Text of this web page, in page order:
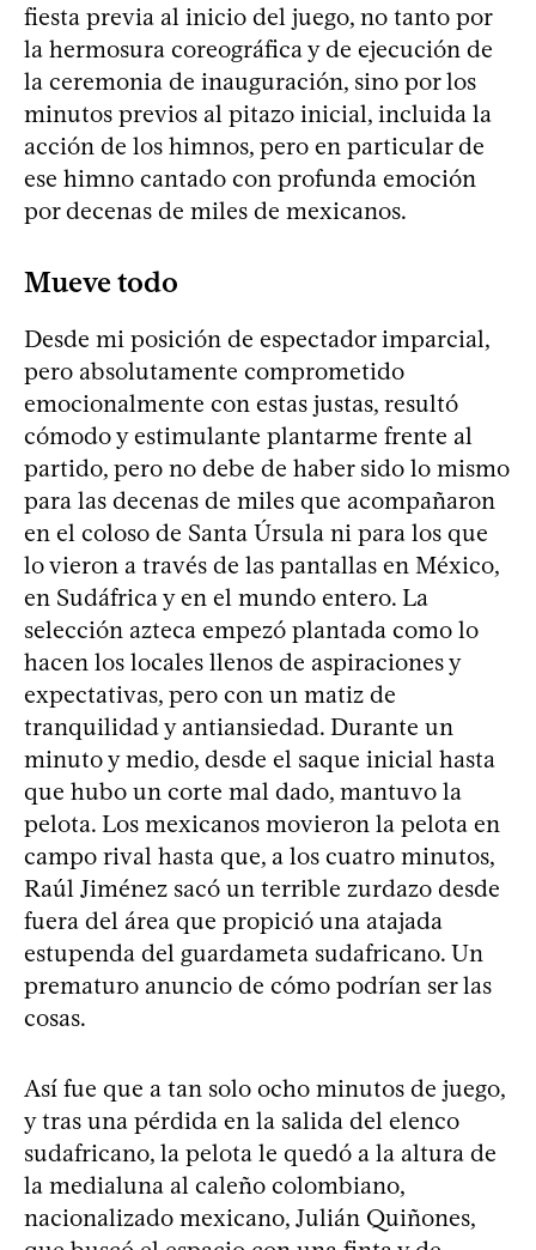
fiesta previa al inicio del juego, no tanto por
la hermosura coreográfica y de ejecución de
la ceremonia de inauguración, sino por los
minutos previos al pitazo inicial, incluida la
acción de los himnos, pero en particular de
ese himno cantado con profunda emoción
por decenas de miles de mexicanos.
Mueve todo
Desde mi posición de espectador imparcial,
pero absolutamente comprometido
emocionalmente con estas justas, resultó
cómodo y estimulante plantarme frente al
partido, pero no debe de haber sido lo mismo
para las decenas de miles que acompañaron
en el coloso de Santa Úrsula ni para los que
lo vieron a través de las pantallas en México,
en Sudáfrica y en el mundo entero. La
selección azteca empezó plantada como lo
hacen los locales llenos de aspiraciones y
expectativas, pero con un matiz de
tranquilidad y antiansiedad. Durante un
minuto y medio, desde el saque inicial hasta
que hubo un corte mal dado, mantuvo la
pelota. Los mexicanos movieron la pelota en
campo rival hasta que, a los cuatro minutos,
Raúl Jiménez sacó un terrible zurdazo desde
fuera del área que propició una atajada
estupenda del guardameta sudafricano. Un
prematuro anuncio de cómo podrían ser las
cosas.
Así fue que a tan solo ocho minutos de juego,
y tras una pérdida en la salida del elenco
sudafricano, la pelota le quedó a la altura de
la medialuna al caleño colombiano,
nacionalizado mexicano, Julián Quiñones,